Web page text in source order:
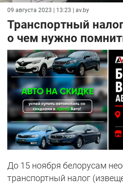
09 августа 2023 | 13:23 | av.by
Транспортный
о чем нужно
До 15 ноября белорусам
транспортный налог